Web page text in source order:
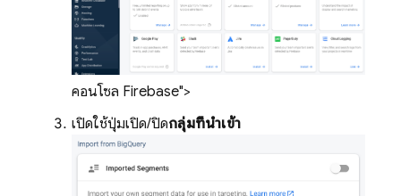
คอนโซล Firebase">
เปิดใช้ปุ่มเปิด/ปิดกลุ่มที่นำเข้า